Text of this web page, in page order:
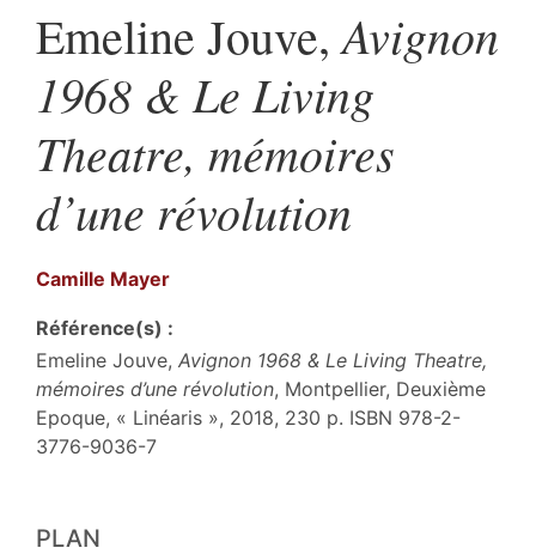
Emeline Jouve,Avignon
1968 & Le Living
Theatre, mémoires
d’une révolution
Camille Mayer
Référence(s) :
Emeline Jouve, Avignon 1968 & Le Living Theatre,
mémoires d’une révolution, Montpellier, Deuxième
Epoque, « Linéaris », 2018, 230 p. ISBN 978-2-
3776-9036-7
Texte
PLAN